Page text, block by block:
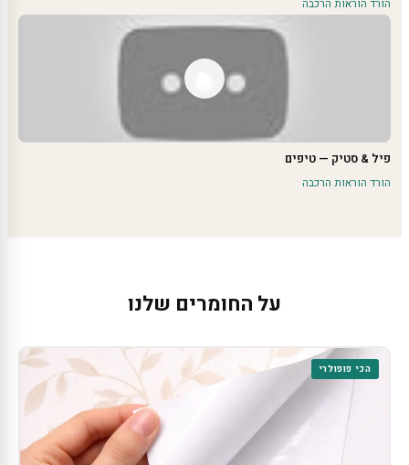
הורד הוראות הרכבה
פיל & סטיק — טיפים
הורד הוראות הרכבה
על החומרים שלנו
הכי פופולרי